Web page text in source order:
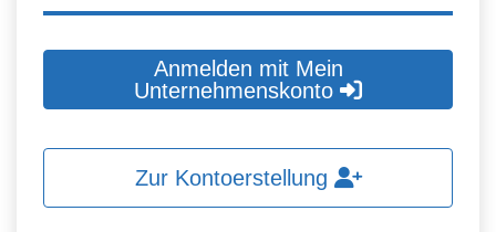
Anmelden mit Mein
Unternehmenskonto
Zur Kontoerstellung